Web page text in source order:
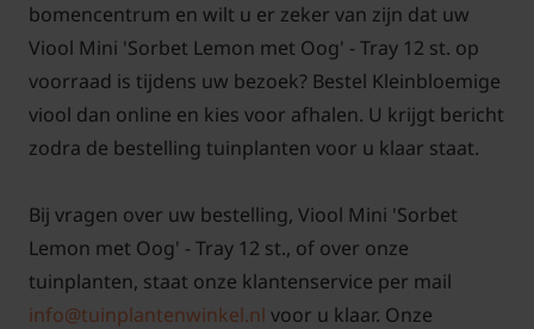
bomencentrum en wilt u er zeker van zijn dat uw
Viool Mini 'Sorbet Lemon met Oog' - Tray 12 st. op
voorraad is tijdens uw bezoek? Bestel Kleinbloemige
viool dan online en kies voor afhalen. U krijgt bericht
zodra de bestelling tuinplanten voor u klaar staat.
Bij vragen over uw bestelling, Viool Mini 'Sorbet
Lemon met Oog' - Tray 12 st., of over onze
tuinplanten, staat onze klantenservice per mail
info@tuinplantenwinkel.nl voor u klaar. Onze